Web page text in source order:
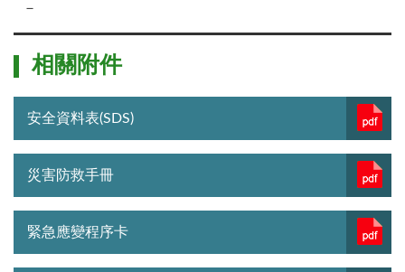
－
相關附件
安全資料表(SDS)
災害防救手冊
緊急應變程序卡